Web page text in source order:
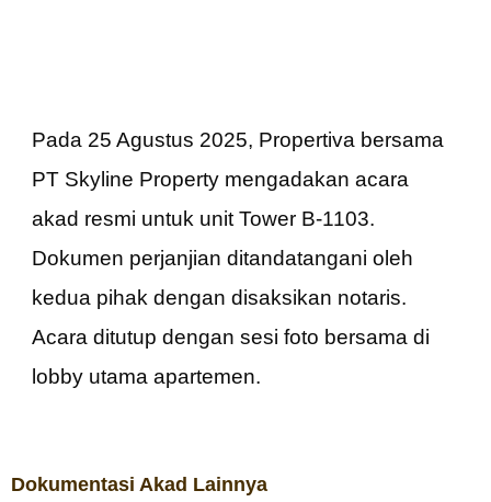
Pada 25 Agustus 2025, Propertiva bersama
PT Skyline Property mengadakan acara
akad resmi untuk unit Tower B-1103.
Dokumen perjanjian ditandatangani oleh
kedua pihak dengan disaksikan notaris.
Acara ditutup dengan sesi foto bersama di
lobby utama apartemen.
Dokumentasi Akad Lainnya